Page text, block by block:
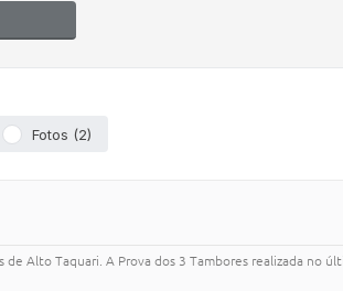
Fotos (2)
Alto Taquari. A Prova dos 3 Tambores realizada no